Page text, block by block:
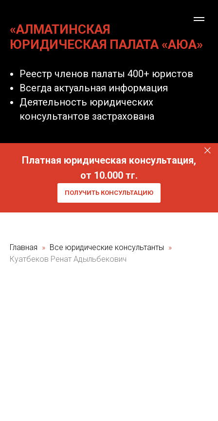
«АЛМАТИНСКАЯ
ЮРИДИЧЕСКАЯ ПАЛАТА «АЮА»
Реестр членов палаты 400+ юристов
Всегда актуальная информация
Деятельность юридических
консультантов застрахована
Платная юридическая консультация,
от 10.000 тг.
ПОЛУЧИТЬ КОНСУЛЬТАЦИЮ
Главная
Все юридические консультанты
Куатбеков Ренат Адыльбекович